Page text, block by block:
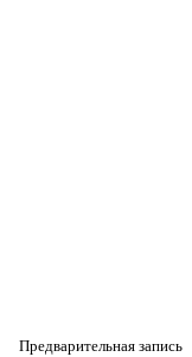
Предварительная запись